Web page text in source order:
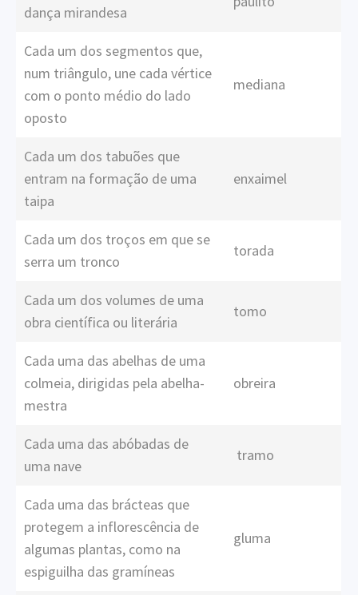
dança mirandesa
Cada um dos segmentos que,
num triângulo, une cada vértice
com o ponto médio do lado
oposto
mediana
Cada um dos tabuões que
entram na formação de uma
taipa
enxaimel
Cada um dos troços em que se
serra um tronco
torada
Cada um dos volumes de uma
obra científica ou literária
tomo
Cada uma das abelhas de uma
colmeia, dirigidas pela abelha-
mestra
obreira
Cada uma das abóbadas de
uma nave
tramo
Cada uma das brácteas que
protegem a inflorescência de
algumas plantas, como na
espiguilha das gramíneas
gluma